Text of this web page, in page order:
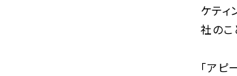
ケティ
社のこ
「ア